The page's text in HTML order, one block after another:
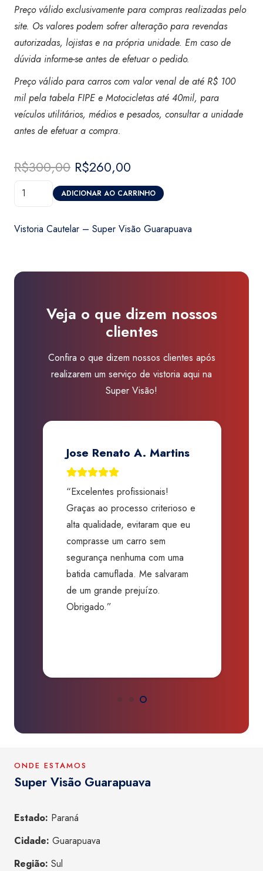
Preço válido exclusivamente para compras realizadas pelo
site. Os valores podem sofrer alteração para revendas
autorizadas, lojistas e na própria unidade. Em caso de
dúvida informe-se antes de efetuar o pedido.
Preço válido para carros com valor venal de até R$ 100
mil pela tabela FIPE e Motocicletas até 40mil, para
veículos utilitários, médios e pesados, consultar a unidade
antes de efetuar a compra.
R$300,00 O
preço
original
R$300,00.
R$260,00
preço
atual
R$260,00.
Vistoria
Guarapuava
ADICIONAR AO CARRINHO
Vistoria Cautelar – Super Visão Guarapuava
Veja o que dizem nossos
clientes
Confira o que dizem nossos clientes após
realizarem um serviço de vistoria aqui na
Super Visão!
Jose Renato A. Martins
“Excelentes profissionais!
Graças ao processo criterioso e
alta qualidade, evitaram que eu
comprasse um carro sem
segurança nenhuma com uma
batida camuflada. Me salvaram
de um grande prejuízo.
Obrigado.”
ONDE ESTAMOS
Super Visão Guarapuava
Estado: Paraná
Cidade: Guarapuava
Região: Sul